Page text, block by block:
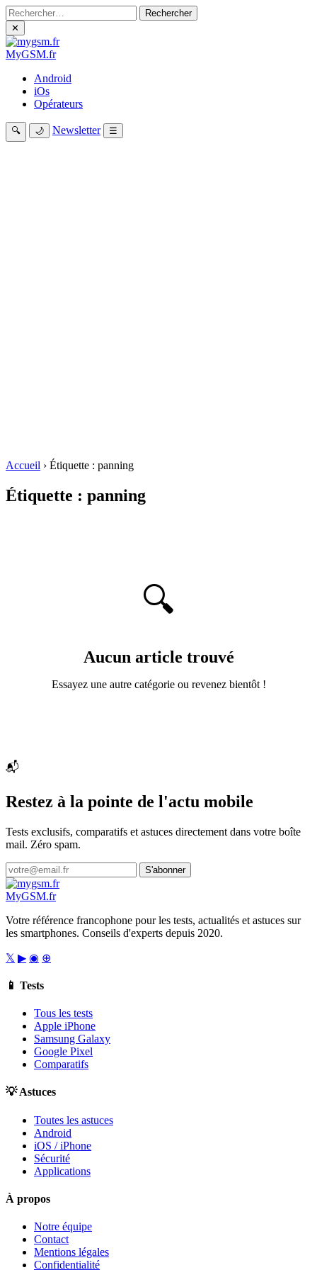
Rechercher :
✕
MyGSM.fr
Android
iOs
Opérateurs
🔍 🌙 Newsletter ☰
Accueil › Étiquette : panning
Étiquette : panning
🔍
Aucun article trouvé
Essayez une autre catégorie ou revenez bientôt !
📬
Restez à la pointe de l'actu mobile
Tests exclusifs, comparatifs et astuces directement dans votre boîte
mail. Zéro spam.
S'abonner
MyGSM.fr
Votre référence francophone pour les tests, actualités et astuces sur
les smartphones. Conseils d'experts depuis 2020.
𝕏 ▶ ◉ ⊕
📱 Tests
Tous les tests
Apple iPhone
Samsung Galaxy
Google Pixel
Comparatifs
💡 Astuces
Toutes les astuces
Android
iOS / iPhone
Sécurité
Applications
À propos
Notre équipe
Contact
Mentions légales
Confidentialité